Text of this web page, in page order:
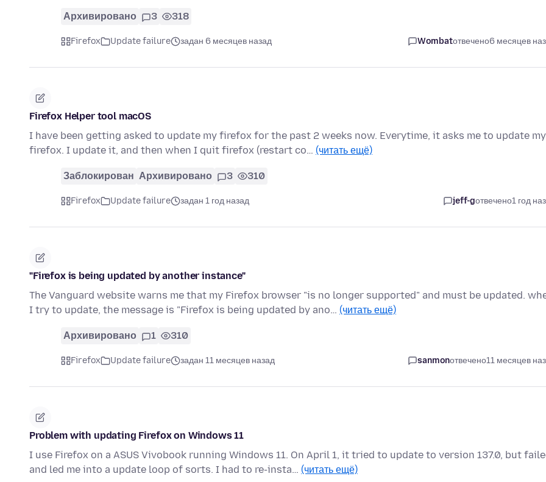
Архивировано 3 318
Firefox Update failure задан 6 месяцев назад Wombatотвечено6 месяцев
Firefox Helper tool macOS
I have been getting asked to update my firefox for the past 2 weeks now. Everytime, it asks me to update my
firefox. I update it, and then when I quit firefox (restart co… (читать ещё)
Заблокирован Архивировано 3 310
Firefox Update failure задан 1 год назад jeff-gотвечено1 год
"Firefox is being updated by another instance"
The Vanguard website warns me that my Firefox browser "is no longer supported" and must be updated.
I try to update, the message is "Firefox is being updated by ano… (читать ещё)
Архивировано 1 310
Firefox Update failure задан 11 месяцев назад sanmonотвечено11 месяцев
Problem with updating Firefox on Windows 11
I use Firefox on a ASUS Vivobook running Windows 11. On April 1, it tried to update to version 137.0, but
and led me into a update loop of sorts. I had to re-insta… (читать ещё)